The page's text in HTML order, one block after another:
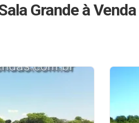
Grande à Venda